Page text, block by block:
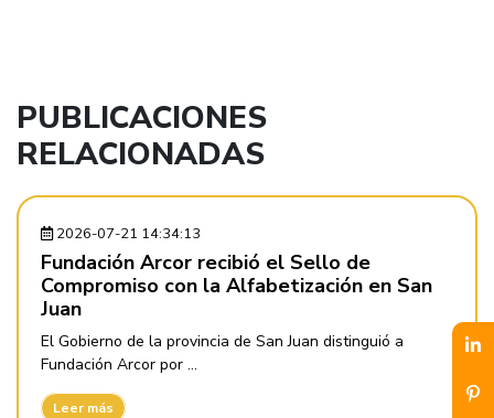
PUBLICACIONES
RELACIONADAS
2026-07-21 14:34:13
Fundación Arcor recibió el Sello de
Compromiso con la Alfabetización en San
Juan
El Gobierno de la provincia de San Juan distinguió a
Fundación Arcor por ...
Leer más